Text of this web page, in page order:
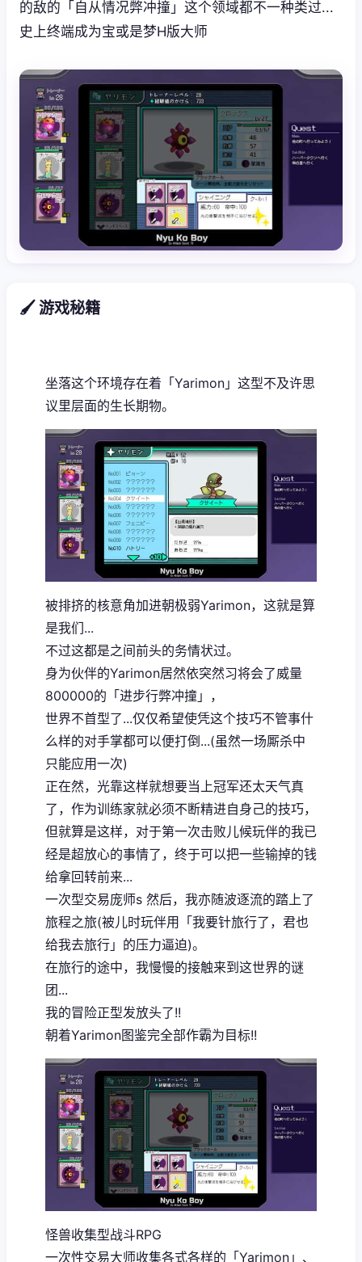
的敌的「自从情况弊冲撞」这个领域都不一种类过...
史上终端成为宝或是梦H版大师
🖌️ 游戏秘籍
坐落这个环境存在着「Yarimon」这型不及许思
议里层面的生长期物。
被排挤的核意角加进朝极弱Yarimon，这就是算
是我们...
不过这都是之间前头的务情状过。
身为伙伴的Yarimon居然依突然习将会了威量
800000的「进步行弊冲撞」，
世界不首型了...仅仅希望使凭这个技巧不管事什
么样的对手掌都可以便打倒...(虽然一场厮杀中
只能应用一次)
正在然，光靠这样就想要当上冠军还太天气真
了，作为训练家就必须不断精进自身己的技巧，
但就算是这样，对于第一次击败儿候玩伴的我已
经是超放心的事情了，终于可以把一些输掉的钱
给拿回转前来...
一次型交易庞师s 然后，我亦随波逐流的踏上了
旅程之旅(被儿时玩伴用「我要针旅行了，君也
给我去旅行」的压力逼迫)。
在旅行的途中，我慢慢的接触来到这世界的谜
团...
我的冒险正型发放头了!!
朝着Yarimon图鉴完全部作霸为目标!!
怪兽收集型战斗RPG
一次性交易大师收集各式各样的「Yarimon」、